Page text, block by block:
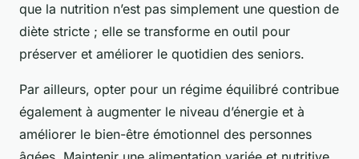
que la nutrition n’est pas simplement une question de
diète stricte ; elle se transforme en outil pour
préserver et améliorer le quotidien des seniors.
Par ailleurs, opter pour un régime équilibré contribue
également à augmenter le niveau d’énergie et à
améliorer le bien-être émotionnel des personnes